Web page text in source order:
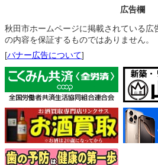
広告欄
秋田市ホームページに掲載されている広
の内容を保証するものではありません。
[バナー広告について]